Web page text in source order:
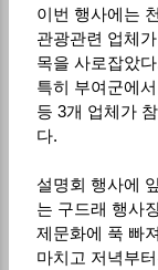
이번 행사에는
관광관련 업체
목을 사로잡았
특히 부여군에
등 3개 업체가
다.
설명회 행사에
는 구드래 행사
제문화에 푹 빠
마치고 저녁부